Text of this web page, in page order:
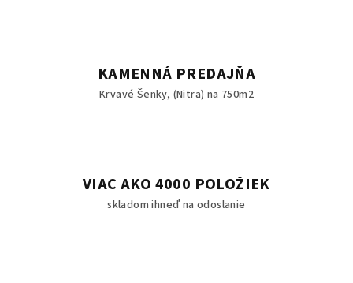
KAMENNÁ PREDAJŇA
Krvavé Šenky, (Nitra) na 750m2
VIAC AKO 4000 POLOŽIEK
skladom ihneď na odoslanie